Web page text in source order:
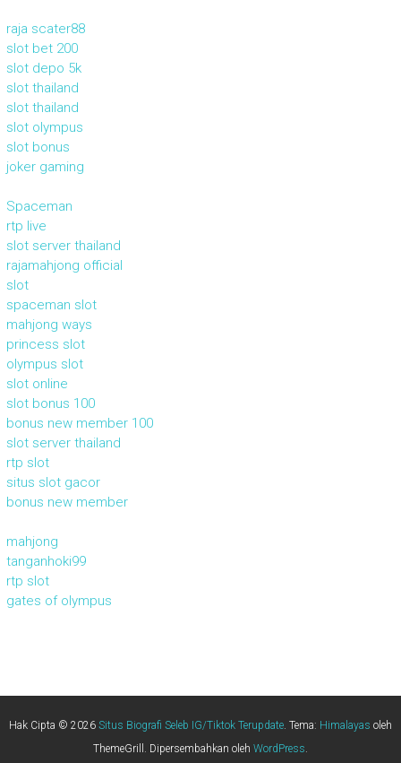
raja scater88
slot bet 200
slot depo 5k
slot thailand
slot thailand
slot olympus
slot bonus
joker gaming
Spaceman
rtp live
slot server thailand
rajamahjong official
slot
spaceman slot
mahjong ways
princess slot
olympus slot
slot online
slot bonus 100
bonus new member 100
slot server thailand
rtp slot
situs slot gacor
bonus new member
mahjong
tanganhoki99
rtp slot
gates of olympus
Hak Cipta © 2026 Situs Biografi Seleb IG/Tiktok Terupdate. Tema: Himalayas oleh
ThemeGrill. Dipersembahkan oleh WordPress.